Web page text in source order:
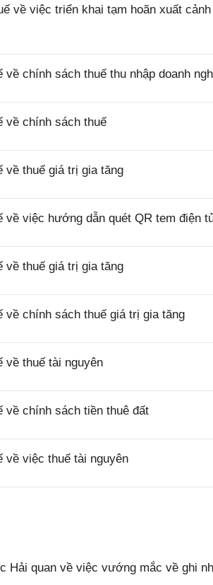
về việc triển khai tạm hoãn xuất
chính sách thuế thu nhập doanh
về chính sách thuế
về thuế giá trị gia tăng
về việc hướng dẫn quét QR tem điện
về thuế giá trị gia tăng
về chính sách thuế giá trị gia tăng
về thuế tài nguyên
về chính sách tiền thuê đất
về việc thuế tài nguyên
Hải quan về việc vướng mắc về ghi